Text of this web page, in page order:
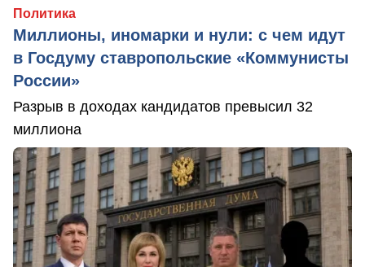
Политика
Миллионы, иномарки и нули: с чем идут
в Госдуму ставропольские «Коммунисты
России»
Разрыв в доходах кандидатов превысил 32
миллиона